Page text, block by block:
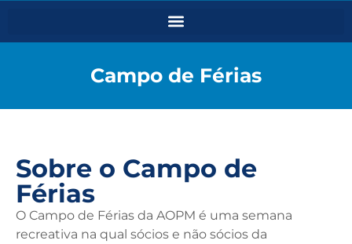
Campo de Férias
Sobre o Campo de
Férias
O Campo de Férias da AOPM é uma semana
recreativa na qual sócios e não sócios da